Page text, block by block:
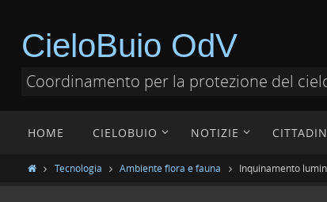
CieloBuio OdV
Coordinamento per la protezione del
HOME CIELOBUIO NOTIZIE
Tecnologia Ambiente flora e fauna Inquinamento